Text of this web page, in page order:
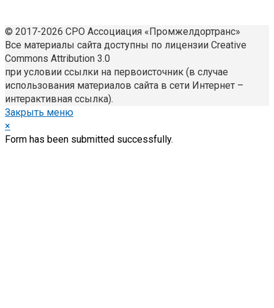
© 2017-2026 СРО Ассоциация «Промжелдортранс»
Все материалы сайта доступны по лицензии Creative
Commons Attribution 3.0
при условии ссылки на первоисточник (в случае
использования материалов сайта в сети Интернет –
интерактивная ссылка).
Закрыть меню
×
Form has been submitted successfully.